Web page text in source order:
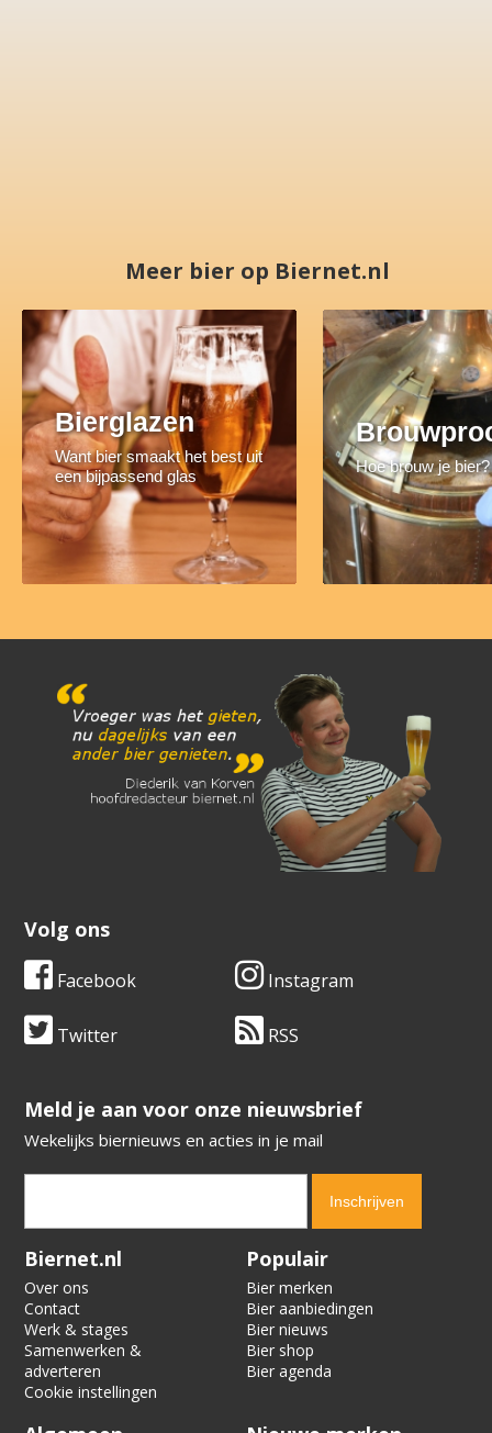
Meer bier op Biernet.nl
Bierglazen
Want bier smaakt het best uit
een bijpassend glas
Hoe brouw je bier?
Volg ons
Facebook Instagram
Twitter RSS
​​​​​​​Meld je aan voor onze nieuwsbrief
Wekelijks biernieuws en acties in je mail
Verification code:
Biernet.nl
Over ons
Contact
Werk & stages
Samenwerken &
adverteren
Cookie instellingen
Populair
Bier merken
Bier aanbiedingen
Bier nieuws
Bier shop
Bier agenda